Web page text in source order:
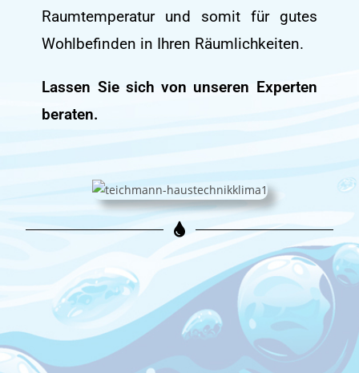
Raumtemperatur und somit für gutes
Wohlbefinden in Ihren Räumlichkeiten.
Lassen Sie sich von unseren Experten
beraten.